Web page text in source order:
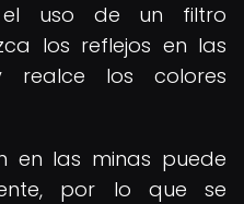
el uso de un filtro
los reflejos en las
realce los colores
en las minas puede
por lo que se